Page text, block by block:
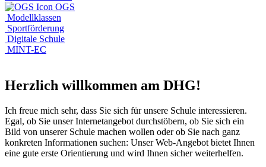
OGS
Modellklassen
Sportförderung
Digitale Schule
MINT-EC
Herzlich willkommen am DHG!
Ich freue mich sehr, dass Sie sich für unsere Schule interessieren.
Egal, ob Sie unser Internetangebot durchstöbern, ob Sie sich ein
Bild von unserer Schule machen wollen oder ob Sie nach ganz
konkreten Informationen suchen: Unser Web-Angebot bietet Ihnen
eine gute erste Orientierung und wird Ihnen sicher weiterhelfen.